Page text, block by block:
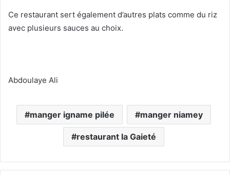
Ce restaurant sert également d’autres plats comme du riz
avec plusieurs sauces au choix.
Abdoulaye Ali
manger igname pilée manger niamey
restaurant la Gaieté